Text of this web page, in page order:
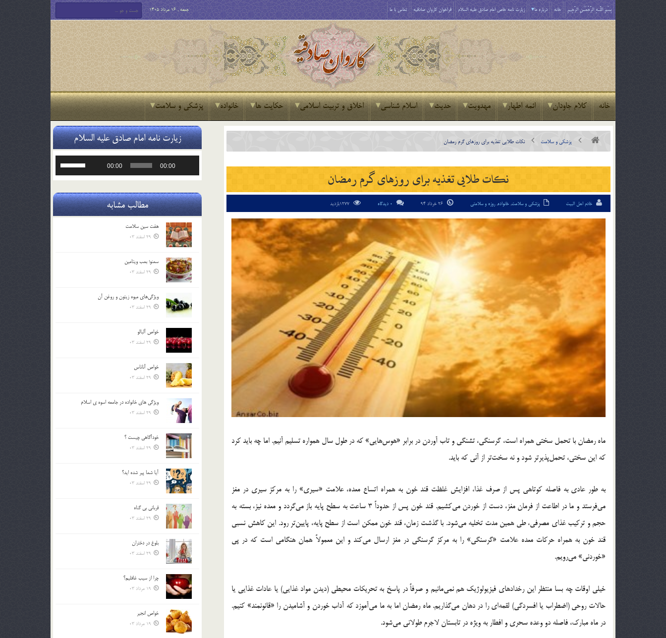
بِسْمِ اللَّـهِ الرَّحْمَـٰنِ الرَّحِيمِ خانه درباره ما زیارت نامه خاص امام صادق علیه السلام فراخوان کاروان صادقیه تماس با ما جمعه , 16 مرداد 1405
خانه کلام جاودان ائمه اطهار مهدویت حدیث اسلام شناسی اخلاق و تربیت اسلامی حکایت ها خانواده پزشکی و سلامت
پزشکی و سلامت نکات طلایی تغذیه برای روزهای گرم رمضان
نکات طلایی تغذیه برای روزهای گرم رمضان
خادم اهل البیت پزشکی و سلامت, خانواده,روزه و سلامتی 0 دیدگاه
ماه رمضان با تحمل سختی همراه است، گرسنگی، تشنگی و تاب آوردن در برابر «هوس‌هایی» که در طول سال همواره تسلیم آنیم. اما چه باید کرد
که این سختی، تحمل‌پذیرتر شود و نه سخت‌تر از آنی که باید.
به طور عادی به فاصله کوتاهی پس از صرف غذا، افزایش غلظت قند خون به همراه اتساع معده، علامت «سیری» را به مرکز سیری در مغز
می‌فرستد و ما در اطاعت از فرمان مغز، دست از خوردن می‌کشیم. قند خون پس از حدوداً 3 ساعت به سطح پایه باز می‌گردد و معده نیز، بسته به
حجم و ترکیب غذای مصرفی، طی همین مدت تخلیه می‌شود. با گذشت زمان، قند خون ممکن است از سطح پایه، پایین‌تر رود. این کاهش نسبی
قند خون به همراه حرکات معده علامت «گرسنگی» را به مرکز گرسنگی در مغز ارسال می‌کند و این معمولاً همان هنگامی است که در پی
«خوردنی» می‌رویم.
خیلی اوقات چه بسا منتظر این رخدادهای فیزیولوژیک هم نمی‌مانیم و صرفاً در پاسخ به تحریکات محیطی (دیدن مواد غذایی) یا عادات غذایی یا
حالات روحی (اضطراب یا افسردگی) لقمه‌ای را در دهان می‌گذاریم. ماه رمضان اما به ما می‌آموزد که آداب خوردن و آشامیدن را «قانونمند» کنیم.
در ماه مبارک، فاصله دو وعده سحری و افطار به ویژه در تابستان لاجرم طولانی می‌شود.
زیارت نامه امام صادق علیه السلام
00:00
00:00
یا
صدا
کلیدهای
مطالب مشابه
هفت سين سلامت
29 اسفند 03
سمنو؛ بمب ويتامين
29 اسفند 03
ويژگي‌هاي ميوه زيتون و روغن آن
29 اسفند 03
خواص آلبالو
29 اسفند 03
خواص آناناس
29 اسفند 03
ويژگي هاي خانواده در جامعه اسوه ي اسلام
29 اسفند 03
خودآگاهى چيست ؟
29 اسفند 03
آیا شما پیر شده اید؟
29 اسفند 03
قرباني بي گناه
29 اسفند 03
بلوغ در دختران
29 اسفند 03
چرا از سيب غافليم؟
19 مرداد 03
خواص انجير
19 مرداد 03